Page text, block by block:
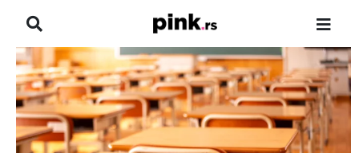
NASLOVNA
VESTI
ZADRUGA